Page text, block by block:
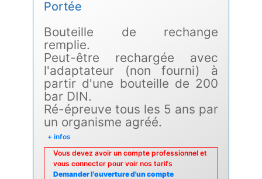
Portée
Bouteille de rechange
remplie.
Peut-être rechargée avec
l'adaptateur (non fourni) à
partir d'une bouteille de 200
bar DIN.
Ré-épreuve tous les 5 ans par
un organisme agréé.
+ infos
Vous devez avoir un compte professionnel et
vous connecter pour voir nos tarifs
Demander l'ouverture d'un compte